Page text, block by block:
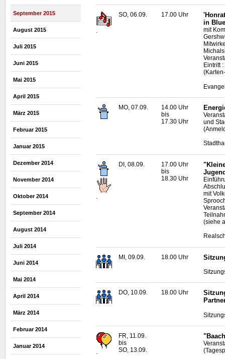
September 2015
August 2015
Juli 2015
Juni 2015
Mai 2015
April 2015
März 2015
Februar 2015
Januar 2015
Dezember 2014
November 2014
Oktober 2014
September 2014
August 2014
Juli 2014
Juni 2014
Mai 2014
April 2014
März 2014
Februar 2014
Januar 2014
.
SO, 06.09. 17.00 Uhr
in
mit
Eintritt
MO, 07.09.
14.00 Uhr
bis
17.30 Uhr
und
DI, 08.09.
17.00 Uhr
bis
18.30 Uhr
mit
(siehe
MI, 09.09. 18.00 Uhr
DO, 10.09. 18.00 Uhr
.
FR, 11.09.
bis
SO, 13.09.